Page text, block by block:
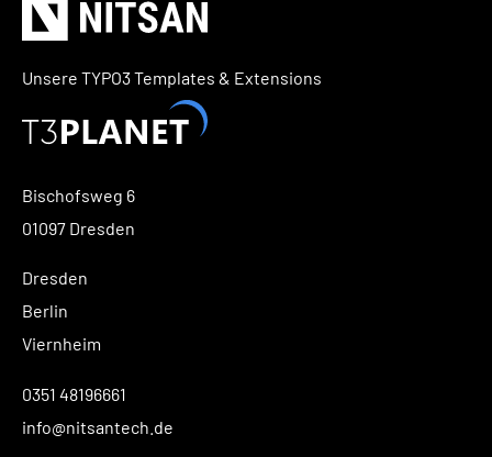
Unsere TYPO3 Templates & Extensions
Bischofsweg 6
01097 Dresden
Dresden
Berlin
Viernheim
0351 48196661
info@nitsantech.de